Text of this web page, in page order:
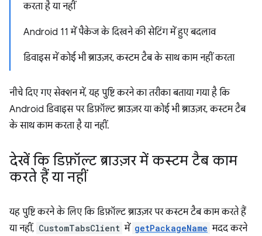
करता है या नहीं
Android 11 में पैकेज के दिखने की सेटिंग में हुए बदलाव
डिवाइस में कोई भी ब्राउज़र, कस्टम टैब के साथ काम नहीं करता
नीचे दिए गए सेक्शन में, यह पुष्टि करने का तरीका बताया गया है कि
Android डिवाइस पर डिफ़ॉल्ट ब्राउज़र या कोई भी ब्राउज़र, कस्टम टैब
के साथ काम करता है या नहीं.
देखें कि डिफ़ॉल्ट ब्राउज़र में कस्टम टैब काम
करते हैं या नहीं
यह पुष्टि करने के लिए कि डिफ़ॉल्ट ब्राउज़र पर कस्टम टैब काम करते हैं
या नहीं, CustomTabsClient में getPackageName मदद करने